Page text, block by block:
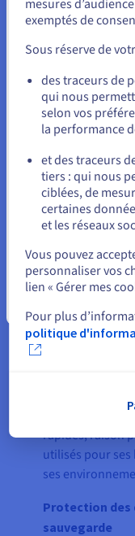
accueille la
pas le seul
compatible avec
avéré le plus
Choisir le bon
comparaison
de données
a mené des
performances
Sysbench
des
avérée la plus
200 000
Tout en
multidisques
stockages
rapides, raison
utilisés pour ses
ses
Protection des
sauvegarde
Pour commander,
Allez sur le site
Rester sur le
Sélectionner un
mesures
exemptés de
Sous réserve de
des traceurs de
qui nous
selon vos
la performance
et des traceurs
tiers : qui nous
ciblées, de
certaines
et les réseaux
Vous pouvez
personnaliser vos
lien « Gérer mes
Pour plus
politique